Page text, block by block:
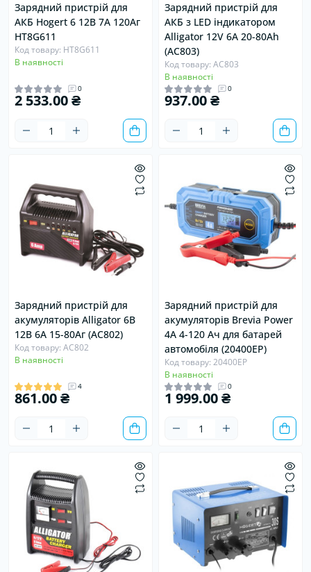
Зарядний пристрій для
АКБ Hogert 6 12В 7А 120Аг
HT8G611
Код товару: HT8G611
В наявності
0
2 533.00 ₴
Зарядний пристрій для
АКБ з LED індикатором
Alligator 12V 6A 20-80Ah
(AC803)
Код товару: AC803
В наявності
0
937.00 ₴
Зарядний пристрій для
акумуляторів Alligator 6В
12В 6А 15-80Аг (AC802)
Код товару: AC802
В наявності
4
861.00 ₴
Зарядний пристрій для
акумуляторів Brevia Power
4А 4-120 Ач для батарей
автомобіля (20400EP)
Код товару: 20400EP
В наявності
0
1 999.00 ₴